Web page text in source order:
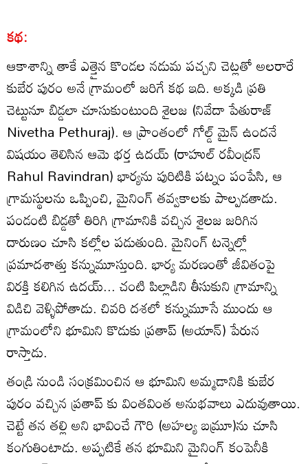
కథ:
ఆకాశాన్ని తాకే ఎత్తైన కొండల నడుమ పచ్చని చెట్లతో అలరారే
కుబేర పురం అనే గ్రామంలో జరిగే కథ ఇది. అక్కడి ప్రతి
చెట్టునూ బిడ్డలా చూసుకుంటుంది శైలజ (నివేదా పేతురాజ్
Nivetha Pethuraj). ఆ ప్రాంతంలో గోల్డ్ మైన్ ఉందనే
విషయం తెలిసిన ఆమె భర్త ఉదయ్ (రాహుల్ రవీంద్రన్
Rahul Ravindran) భార్యను పురిటికి పట్నం పంపేసి, ఆ
గ్రామస్థులను ఒప్పించి, మైనింగ్ తవ్వకాలకు పాల్పడతాడు.
పండంటి బిడ్డతో తిరిగి గ్రామానికి వచ్చిన శైలజ జరిగిన
దారుణం చూసి కల్లోల పడుతుంది. మైనింగ్ టన్నెల్లో
ప్రమాదశాత్తు కన్నుమూస్తుంది. భార్య మరణంతో జీవితంపై
విరక్తి కలిగిన ఉదయ్‌... చంటి పిల్లాడిని తీసుకుని గ్రామాన్ని
విడిచి వెళ్ళిపోతాడు. చివరి దశలో కన్నుమూసే ముందు ఆ
గ్రామంలోని భూమిని కొడుకు ప్రతాప్ (అయాన్) పేరున
రాస్తాడు.
తండ్రి నుండి సంక్రమించిన ఆ భూమిని అమ్మడానికి కుబేర
పురం వచ్చిన ప్రతాప్ కు వింతవింత అనుభవాలు ఎదువుతాయి.
చెట్టే తన తల్లి అని భావించే గౌరి (అహల్య బమ్రూ)ను చూసి
కంగుతింటాడు. అప్పటికే తన భూమిని మైనింగ్ కంపెనీకి